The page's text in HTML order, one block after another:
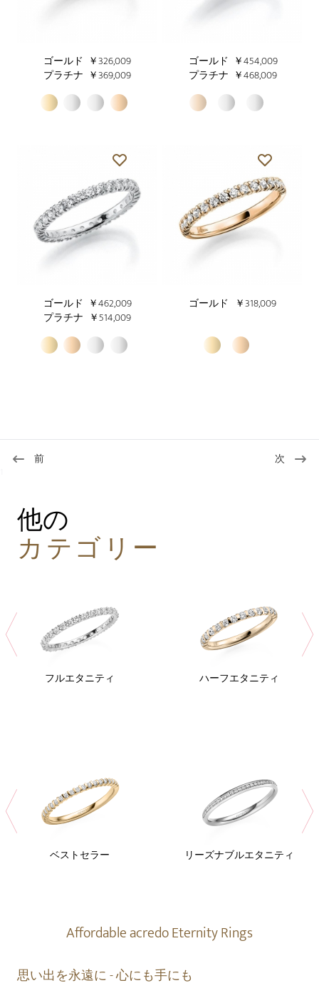
ゴールド ￥326,009
プラチナ ￥369,009
ゴールド ￥454,009
プラチナ ￥468,009
ゴールド ￥462,009
プラチナ ￥514,009
ゴールド ￥318,009
前 次
他の
カテゴリー
フルエタニティ ハーフエタニティ
ベストセラー リーズナブルエタニティ
Affordable acredo Eternity Rings
思い出を永遠に - 心にも手にも